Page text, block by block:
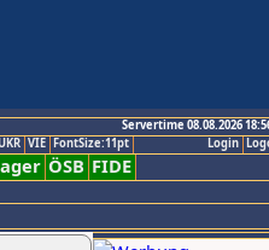
Servertime 08.08.2026
Login
VIE FontSize:11pt
ÖSB FIDE